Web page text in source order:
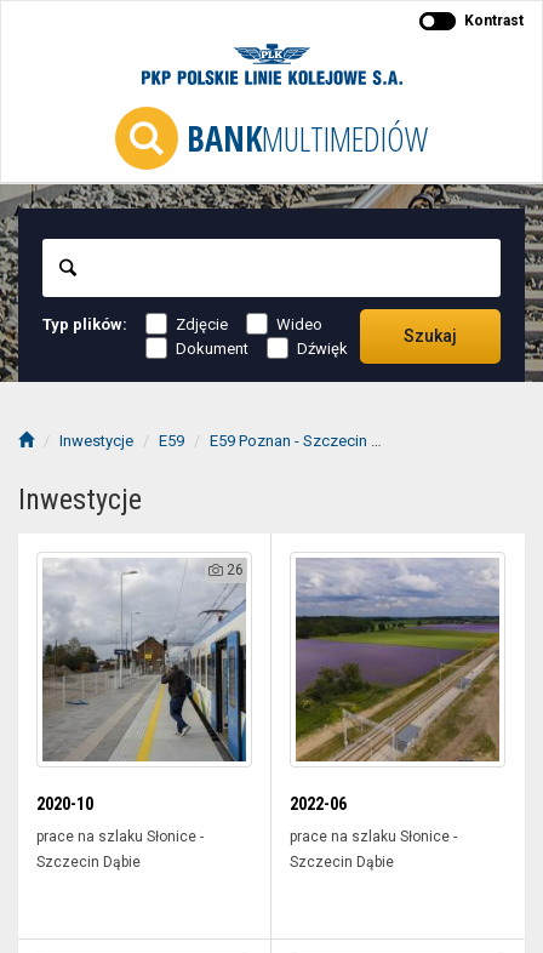
BANKMULTIMEDIÓW
Kontrast
Typ plików: Zdjęcie
Wideo
Dokument
Dźwięk
Szukaj
Inwestycje E59 E59 Poznan - Szczecin
Inwestycje
26
2020-10
prace na szlaku Słonice -
Szczecin Dąbie
2022-06
prace na szlaku Słonice -
Szczecin Dąbie